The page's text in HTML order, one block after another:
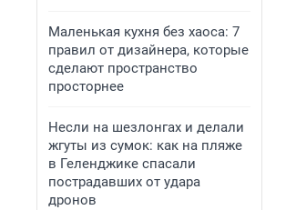
Маленькая кухня без хаоса: 7
правил от дизайнера, которые
сделают пространство
просторнее
Несли на шезлонгах и делали
жгуты из сумок: как на пляже
в Геленджике спасали
пострадавших от удара
дронов